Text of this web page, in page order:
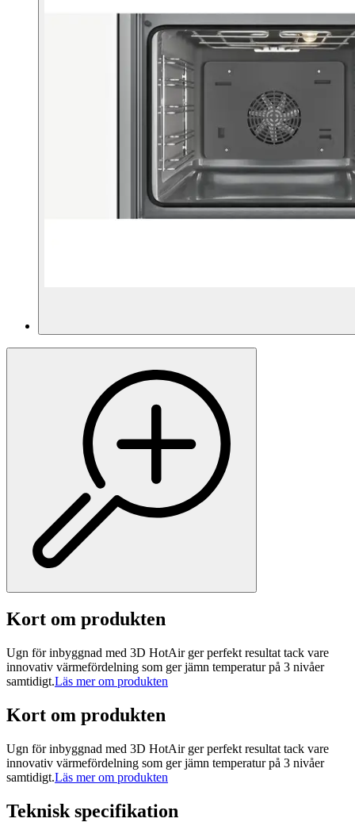
Kort om produkten
Ugn för inbyggnad med 3D HotAir ger perfekt resultat tack vare
innovativ värmefördelning som ger jämn temperatur på 3 nivåer
samtidigt.Läs mer om produkten
Kort om produkten
Ugn för inbyggnad med 3D HotAir ger perfekt resultat tack vare
innovativ värmefördelning som ger jämn temperatur på 3 nivåer
samtidigt.Läs mer om produkten
Teknisk specifikation